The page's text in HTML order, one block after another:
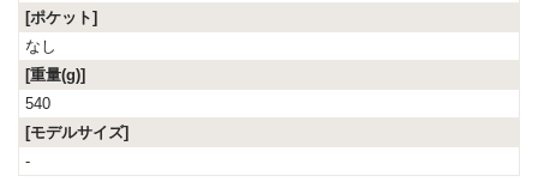
[ポケット]
なし
[重量(g)]
540
[モデルサイズ]
-